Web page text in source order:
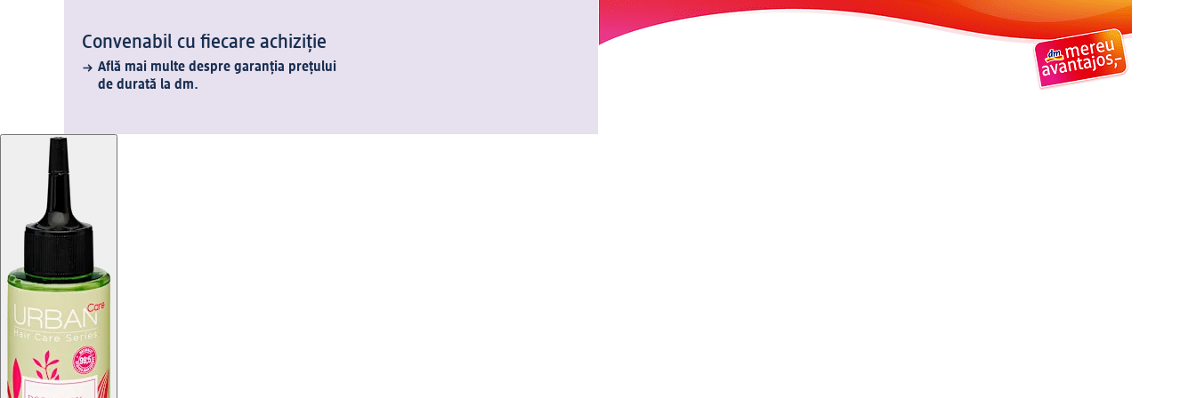
Convenabil cu fiecare achiziție
Află mai multe despre garanția prețului
de durată la dm.